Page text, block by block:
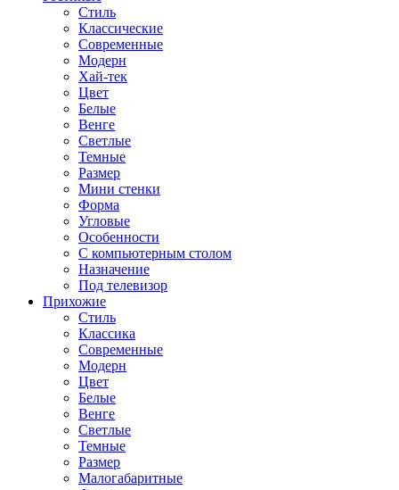
Стиль
Классические
Современные
Модерн
Хай-тек
Цвет
Белые
Венге
Светлые
Темные
Размер
Мини стенки
Форма
Угловые
Особенности
С компьютерным столом
Назначение
Под телевизор
Прихожие
Стиль
Классика
Современные
Модерн
Цвет
Белые
Венге
Светлые
Темные
Размер
Малогабаритные